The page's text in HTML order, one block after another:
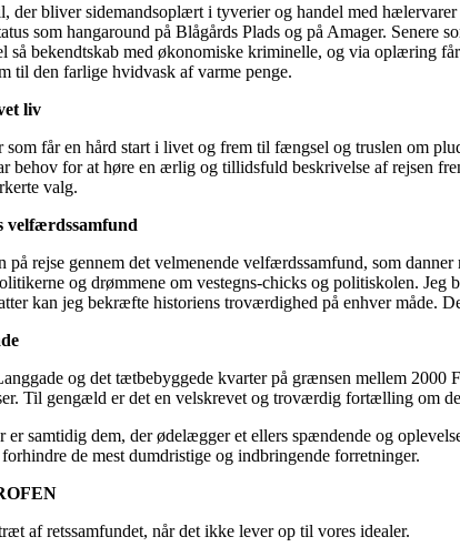
der bliver sidemandsoplært i tyverier og handel med
som hangaround på Blågårds Plads og på Amager.
så bekendtskab med økonomiske kriminelle, og via oplæring
til den farlige hvidvask af varme penge.
liv
får en hård start i livet og frem til fængsel og truslen om
behov for at høre en ærlig og tillidsfuld beskrivelse af rejsen
valg.
velfærdssamfund
på rejse gennem det velmenende velfærdssamfund, som
og drømmene om vestegns-chicks og politiskolen.
kan jeg bekræfte historiens troværdighed på enhver måde.
og det tætbebyggede kvarter på grænsen mellem
Til gengæld er det en velskrevet og troværdig fortælling om
er samtidig dem, der ødelægger et ellers spændende og
de mest dumdristige og indbringende forretninger.
af retssamfundet, når det ikke lever op til vores idealer.